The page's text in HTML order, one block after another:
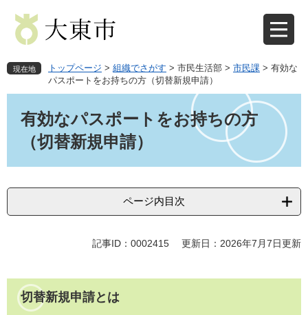
先
で
を
ば
へ
現在地 トップページ > 組織でさがす > 市民生活部 > 市民課 > 有効な
パスポートをお持ちの方（切替新規申請）
有効なパスポートをお持ちの方
（切替新規申請）
ページ内目次
記事ID：0002415 更新日：2026年7月7日更新
切替新規申請とは